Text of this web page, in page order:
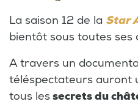
La saison 12 de la Star
bientôt sous toutes ses
A travers un
téléspectateurs auront
tous lessecrets du